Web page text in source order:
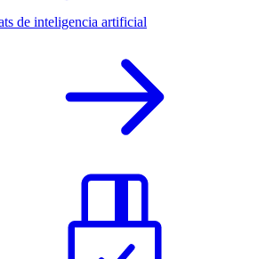
de inteligencia artificial